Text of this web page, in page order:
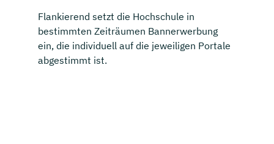
Flankierend setzt die Hochschule in
bestimmten Zeiträumen Bannerwerbung
ein, die individuell auf die jeweiligen Portale
abgestimmt ist.